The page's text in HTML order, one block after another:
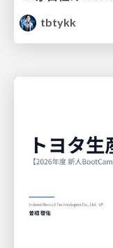
tbtykk